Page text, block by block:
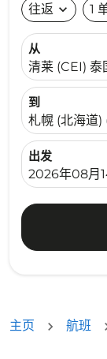
往返 expand_more 1
从
清莱 (CEI) 泰
到
札幌 (北海道)
出发
fc-booking-
2026年08月
主页 航班